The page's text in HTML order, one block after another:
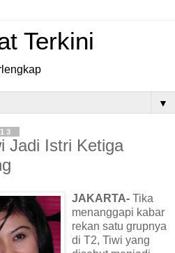
Terkini
▼
Jadi Istri Ketiga
JAKARTA- Tika
menanggapi kabar
rekan satu grupnya
di T2, Tiwi yang